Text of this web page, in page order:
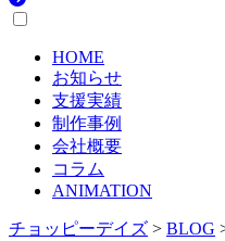
HOME
お知らせ
支援実績
制作事例
会社概要
コラム
ANIMATION
チョッピーデイズ > BLOG